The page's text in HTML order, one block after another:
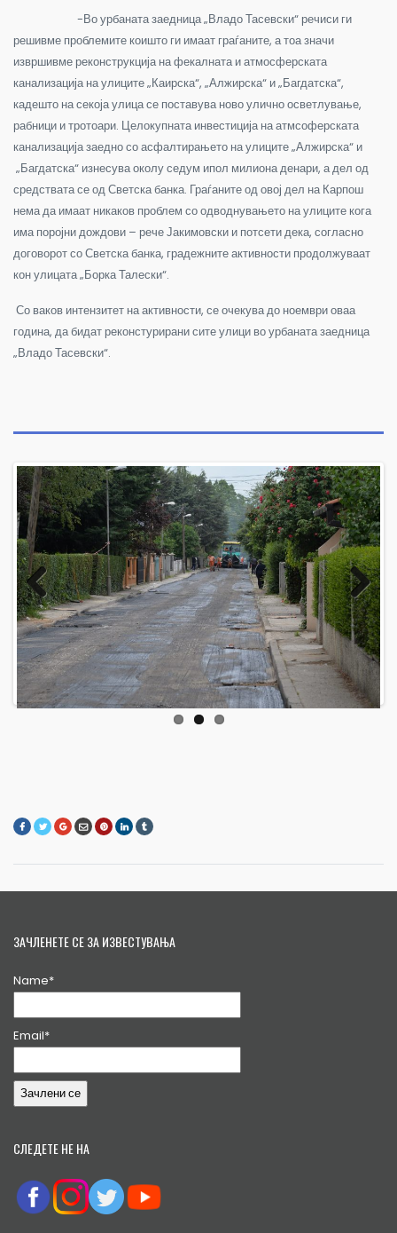
-Во урбаната заедница „Владо Тасевски“ речиси ги
решивме проблемите коишто ги имаат граѓаните, а тоа значи
извршивме реконструкција на фекалната и атмосферската
канализација на улиците „Каирска“, „Алжирска“ и „Багдатска“,
кадешто на секоја улица се поставува ново улично осветлување,
рабници и тротоари. Целокупната инвестиција на атмсоферската
канализација заедно со асфалтирањето на улиците „Алжирска“ и
„Багдатска“ изнесува околу седум ипол милиона денари, а дел од
средствата се од Светска банка. Граѓаните од овој дел на Карпош
нема да имаат никаков проблем со одводнувањето на улиците кога
има поројни дождови – рече Јакимовски и потсети дека, согласно
договорот со Светска банка, градежните активности продолжуваат
кон улицата „Борка Талески“.
Со ваков интензитет на активности, се очекува до ноември оваа
година, да бидат реконстурирани сите улици во урбаната заедница
„Владо Тасевски“.
Previous Next
ЗАЧЛЕНЕТЕ СЕ ЗА ИЗВЕСТУВАЊА
Name*
Email*
СЛЕДЕТЕ НЕ НА